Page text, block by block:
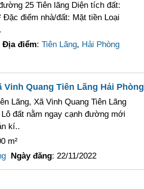
25 Tiên lãng Diện tích đất:
Đặc điểm nhà/đất: Mặt tiền Loại
Địa điểm: Tiên Lãng, Hải Phòng
Quang Tiên Lãng Hải Phòng
Lãng, Xã Vinh Quang Tiên Lãng
đất nằm ngay cạnh đường mới
kí..
m²
Ngày đăng: 22/11/2022